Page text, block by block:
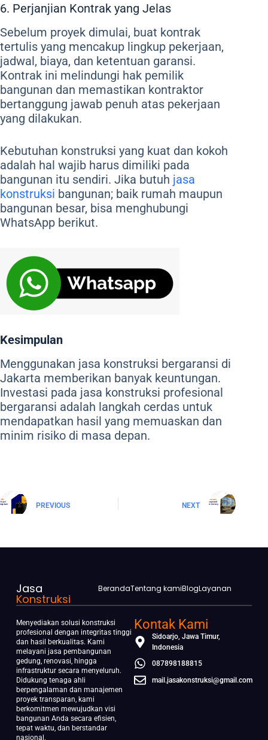
6. Perjanjian Kontrak yang Jelas
Sebelum proyek dimulai, buat kontrak
tertulis yang mencakup lingkup pekerjaan,
jadwal, biaya, dan ketentuan garansi.
Kontrak ini melindungi hak pemilik
bangunan dan memastikan kontraktor
bertanggung jawab penuh atas pekerjaan
yang dilakukan.
Kebutuhan konstruksi yang kuat dan kokoh
adalah hal wajib harus dimiliki pada
bangunan itu sendiri. Jika butuh jasa
konstruksi bangunan; baik rumah maupun
bangunan besar, bisa menghubungi
WhatsApp berikut.
Kesimpulan
Menggunakan jasa konstruksi bergaransi di
Jakarta memberikan banyak keuntungan.
Investasi pada jasa konstruksi profesional
bergaransi adalah langkah cerdas untuk
mendapatkan hasil yang memuaskan dan
minim risiko di masa depan.
PREVIOUS NEXT
Jasa
Konstruksi
BerandaTentang kamiBlogLayanan
Menyediakan solusi konstruksi
profesional dengan integritas tinggi
dan hasil berkualitas. Kami
melayani jasa pembangunan
gedung, renovasi, hingga
infrastruktur secara menyeluruh.
Didukung tenaga ahli
berpengalaman dan manajemen
proyek transparan, kami
berkomitmen mewujudkan visi
bangunan Anda secara efisien,
tepat waktu, dan berstandar
nasional.
Kontak Kami
Sidoarjo, Jawa Timur,
Indonesia
087898188815
mail.jasakonstruksi@gmail.com